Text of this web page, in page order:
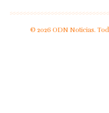
© 2026 ODN Noticias.